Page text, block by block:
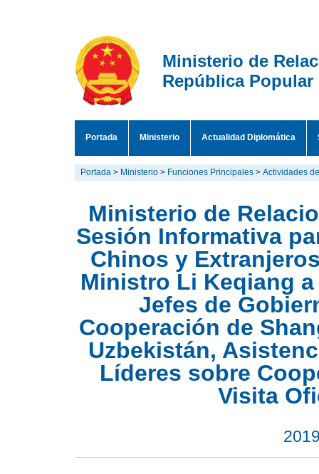
Ministerio de
República Popular
Portada Ministerio Actualidad Diplomática
Portada > Ministerio > Funciones Principales > Actividades
Ministerio de
Sesión Informativa
Chinos y
Ministro Li Keqiang
Jefes de
Cooperación de
Uzbekistán,
Líderes sobre
Visita